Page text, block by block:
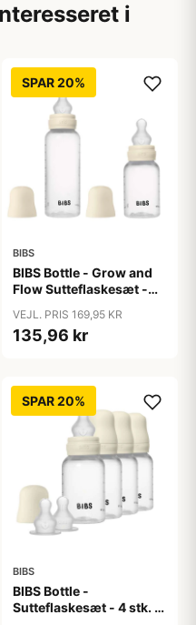
i
SPAR 20%
BIBS
BIBS Bottle - Grow and
Flow Sutteflaskesæt -
150ml/270ml - 2-Pak -
Ivory
VEJL. PRIS 169,95 KR
135,96 kr
SPAR 20%
BIBS
BIBS Bottle -
Sutteflaskesæt - 4 stk. -